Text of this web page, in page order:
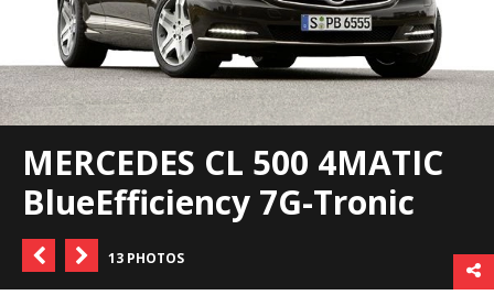
MERCEDES CL 500 4MATIC
BlueEfficiency 7G-Tronic
13 PHOTOS